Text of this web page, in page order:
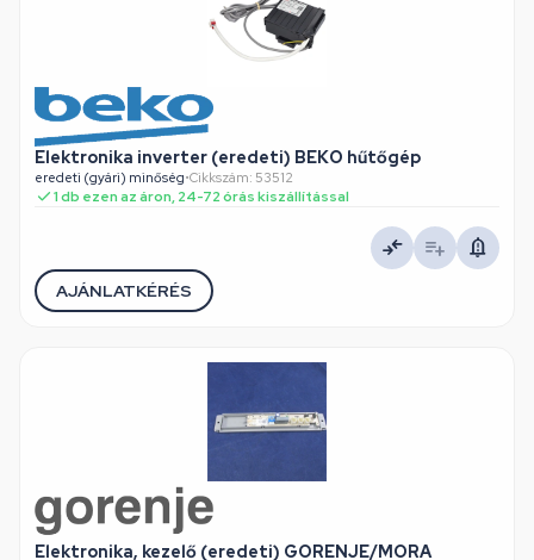
Elektronika inverter (eredeti) BEKO hűtőgép
eredeti (gyári) minőség•Cikkszám: 53512
1 db ezen az áron, 24-72 órás kiszállítással
AJÁNLATKÉRÉS
Elektronika, kezelő (eredeti) GORENJE/MORA